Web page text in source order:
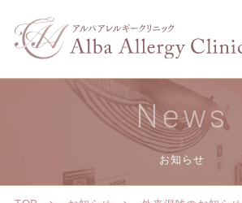
News
お知らせ